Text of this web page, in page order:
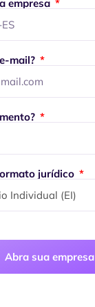
empresa
mail?
jurídico
Abra sua empresa